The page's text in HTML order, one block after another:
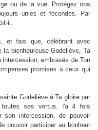
ou de la vue. Protégez nos
unies et fécondes. Par
il.
et fais que, célébrant avec
bienheureuse Godeliève, Ta
embrasés de Ton
promises à ceux qui
Godeliève à Ta gloire par
ses vertus, l'a 4 fois
son intercession, de pouvoir
pouvoir participer au bonheur